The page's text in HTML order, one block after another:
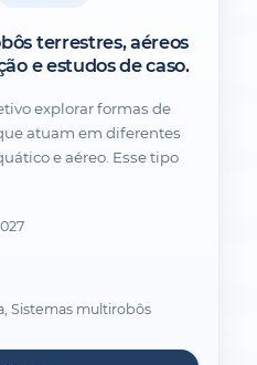
terrestres, aéreos
e estudos de caso.
explorar formas de
atuam em diferentes
e aéreo. Esse tipo
Sistemas multirobôs